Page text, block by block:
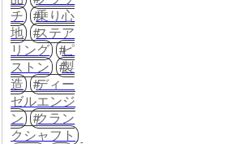
チ
乗り心
地
ステア
リング
ピ
ストン
製
造
ディー
ゼルエンジ
ン
クラン
クシャフト